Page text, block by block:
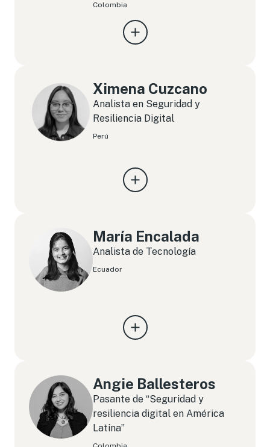
Colombia
Ximena Cuzcano
Analista en Seguridad y
Resiliencia Digital
Perú
María Encalada
Analista de Tecnología
Ecuador
Angie Ballesteros
Pasante de “Seguridad y
resiliencia digital en América
Latina”